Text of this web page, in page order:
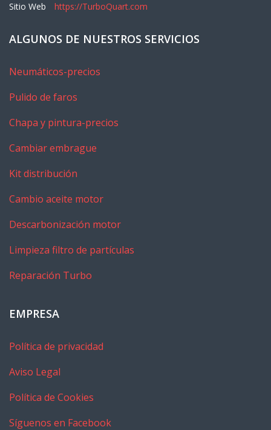
Sitio Web
https://TurboQuart.com
ALGUNOS DE NUESTROS SERVICIOS
Neumáticos-precios
Pulido de faros
Chapa y pintura-precios
Cambiar embrague
Kit distribución
Cambio aceite motor
Descarbonización motor
Limpieza filtro de partículas
Reparación Turbo
EMPRESA
Política de privacidad
Aviso Legal
Política de Cookies
Síguenos en Facebook